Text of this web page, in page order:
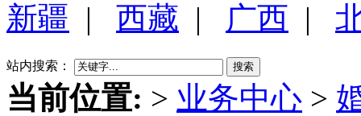
新疆 | 西藏 | 广西 |
站内搜索： 搜索
当前位置: > 业务中心 >